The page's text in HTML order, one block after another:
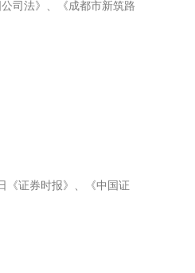
司法》、《成都市新筑路
《证券时报》、《中国证